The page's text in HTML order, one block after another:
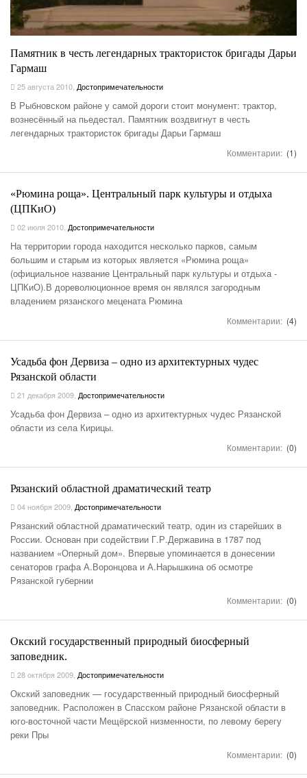
Памятник в честь легендарных трактористок бригады Дарьи
Гармаш
25 августа 2010, Достопримечательности
В Рыбновском районе у самой дороги стоит монумент: трактор,
вознесённый на пьедестал. Памятник воздвигнут в честь
легендарных трактористок бригады Дарьи Гармаш
Комментарии: (1)
«Рюмина роща». Центральный парк культуры и отдыха
(ЦПКиО)
02 июля 2010, Достопримечательности
На территории города находится несколько парков, самым
большим и старым из которых является «Рюмина роща»
(официальное название Центральный парк культуры и отдыха -
ЦПКиО).В дореволюционное время он являлся загородным
владением рязанского мецената Рюмина
Комментарии: (4)
Усадьба фон Дервиза – одно из архитектурных чудес
Рязанской области
21 декабря 2009, Достопримечательности
Усадьба фон Дервиза – одно из архитектурных чудес Рязанской
области из села Кирицы.
Комментарии: (0)
Рязанский областной драматический театр
04 ноября 2009, Достопримечательности
Рязанский областной драматический театр, один из старейших в
России. Основан при содействии Г.Р.Державина в 1787 под
названием «Оперный дом». Впервые упоминается в донесении
сенаторов графа А.Воронцова и А.Нарышкина об осмотре
Рязанской губернии
Комментарии: (0)
Окский государственный природный биосферный
заповедник.
28 октября 2009, Достопримечательности
Окский заповедник — государственный природный биосферный
заповедник. Расположен в Спасском районе Рязанской области в
юго-восточной части Мещёрской низменности, по левому берегу
реки Пры
Комментарии: (0)